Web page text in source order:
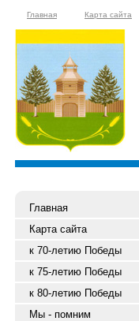
Главная Карта сайта
Главная
Карта сайта
к 70-летию Победы
к 75-летию Победы
к 80-летию Победы
Мы - помним